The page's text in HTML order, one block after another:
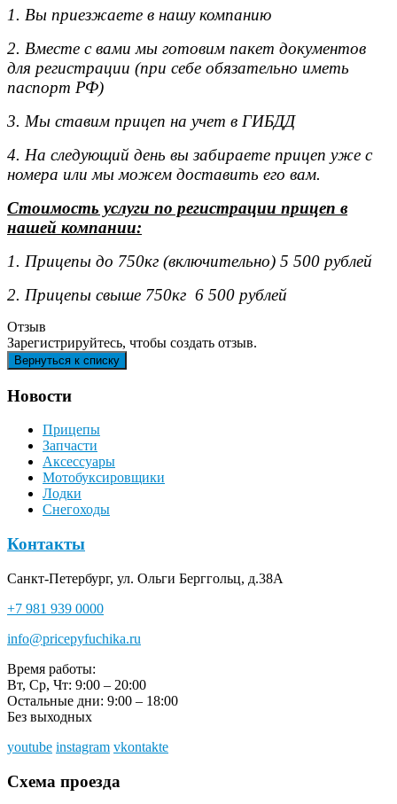
1. Вы приезжаете в нашу компанию
2. Вместе с вами мы готовим пакет документов
для регистрации (при себе обязательно иметь
паспорт РФ)
3. Мы ставим прицеп на учет в ГИБДД
4. На следующий день вы забираете прицеп уже с
номера или мы можем доставить его вам.
Стоимость услуги по регистрации прицеп в
нашей компании:
1. Прицепы до 750кг (включительно) 5 500 рублей
2. Прицепы свыше 750кг 6 500 рублей
Отзыв
Зарегистрируйтесь, чтобы создать отзыв.
Новости
Прицепы
Запчасти
Аксессуары
Мотобуксировщики
Лодки
Снегоходы
Контакты
Санкт-Петербург, ул. Ольги Берггольц, д.38А
+7 981 939 0000
info@pricepyfuchika.ru
Время работы:
Вт, Ср, Чт: 9:00 – 20:00
Остальные дни: 9:00 – 18:00
Без выходных
youtube instagram vkontakte
Схема проезда